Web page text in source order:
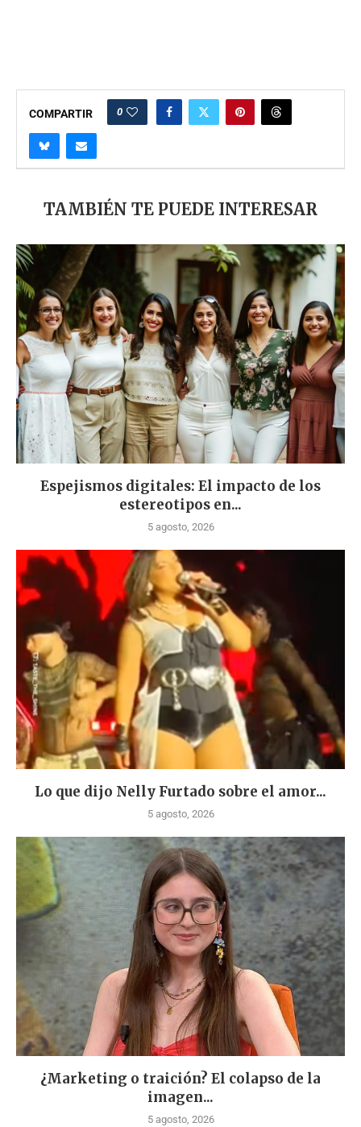
COMPARTIR 0
TAMBIÉN TE PUEDE INTERESAR
Espejismos digitales: El impacto de los
estereotipos en...
5 agosto, 2026
Lo que dijo Nelly Furtado sobre el amor...
5 agosto, 2026
¿Marketing o traición? El colapso de la
imagen...
5 agosto, 2026